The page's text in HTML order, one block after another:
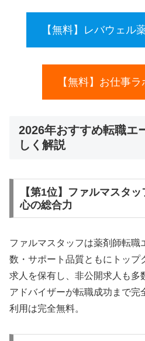
【無料】レバウェル
【無料】お仕事
2026年おすすめ転職エ
しく解説
【第1位】ファルマスタ
心の総合力
ファルマスタッフは薬剤師転職
数・サポート品質ともにトップ
求人を保有し、非公開求人も多
アドバイザーが転職成功まで完
利用は完全無料。